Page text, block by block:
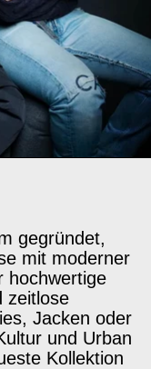
gegründet,
mit moderner
hochwertige
zeitlose
Jacken oder
und Urban
Kollektion